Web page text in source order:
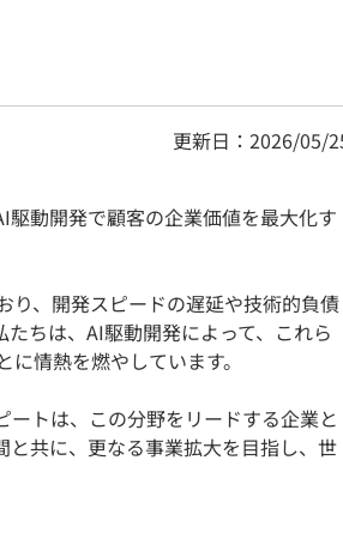
更新日：2026/05/
動開発で顧客の企業価値を最大化す
り、開発スピードの遅延や技術的負債
ちは、AI駆動開発によって、これら
情熱を燃やしています。
トは、この分野をリードする企業と
と共に、更なる事業拡大を目指し、世